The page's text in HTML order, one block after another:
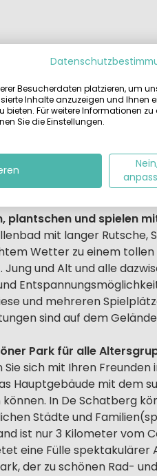
Unterkünfte
besteht aus dem
ist ein gemütlicher
sind. Der 86 Hektar
eine köstliche Tasse
plantschen und spielen
mit langer
Wetter zu einem tollen
Jung und Alt und alle
und mehreren
sind auf dem
Park für alle
Sie sich mit Ihren
Hauptgebäude mit dem
In De Schatberg
Städte und
ist nur 3 Kilometer vom
eine Fülle spektakulärer
der zu schönen Rad-
Besucherdaten platzieren, um
Inhalte anzuzeigen und Ihnen
Für weitere Informationen zu
Sie die Einstellungen.